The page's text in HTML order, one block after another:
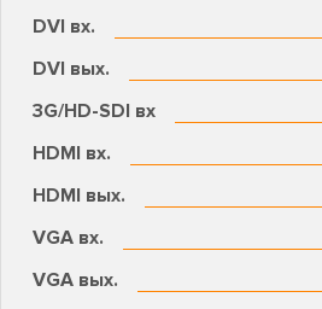
DVI вх.
DVI вых.
3G/HD-SDI вх
HDMI вх.
HDMI вых.
VGA вх.
VGA вых.